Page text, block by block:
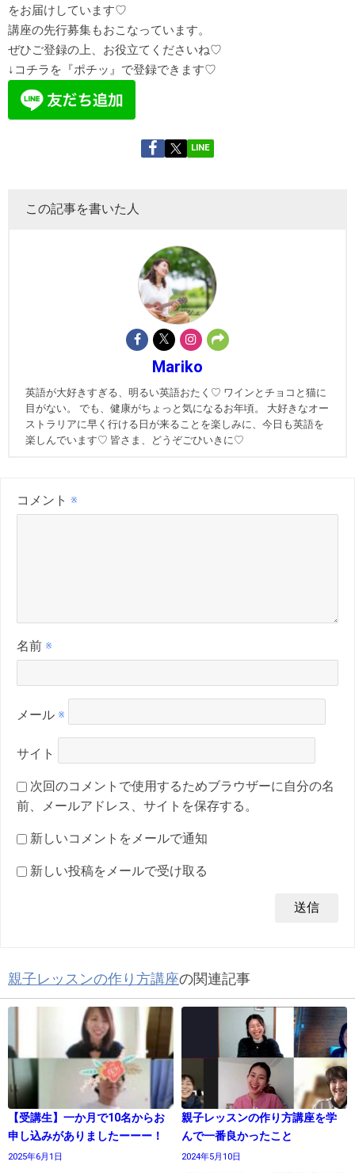
をお届け しています♡
講座の先行募集もおこなっています。
ぜひご登録の上、お役立てくださいね♡
↓コチラを『ポチッ』で登録できます♡
LINE
この記事を書いた人
Mariko
英語が大好きすぎる、明るい英語おたく♡ ワインとチョコと猫に
目がない。 でも、健康がちょっと気になるお年頃。 大好きなオー
ストラリアに早く行ける日が来ることを楽しみに、今日も英語を
楽しんでいます♡ 皆さま、どうぞごひいきに♡
コメント ※
名前 ※
メール ※
サイト
次回のコメントで使用するためブラウザーに自分の名
前、メールアドレス、サイトを保存する。
新しいコメントをメールで通知
新しい投稿をメールで受け取る
親子レッスンの作り方講座の関連記事
【受講生】一か月で10名からお
申し込みがありましたーーー！
2025年6月1日
親子レッスンの作り方講座を学
んで一番良かったこと
2024年5月10日